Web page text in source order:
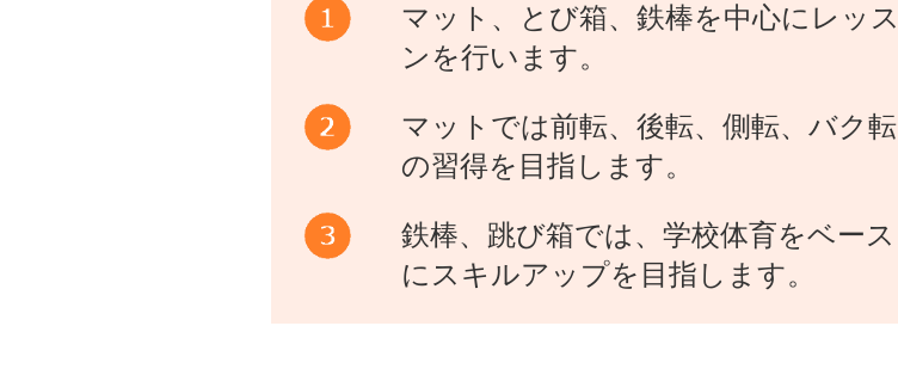
マット、とび箱、鉄棒を中心にレッス
ンを行います。
マットでは前転、後転、側転、バク転
の習得を目指します。
鉄棒、跳び箱では、学校体育をベース
にスキルアップを目指します。